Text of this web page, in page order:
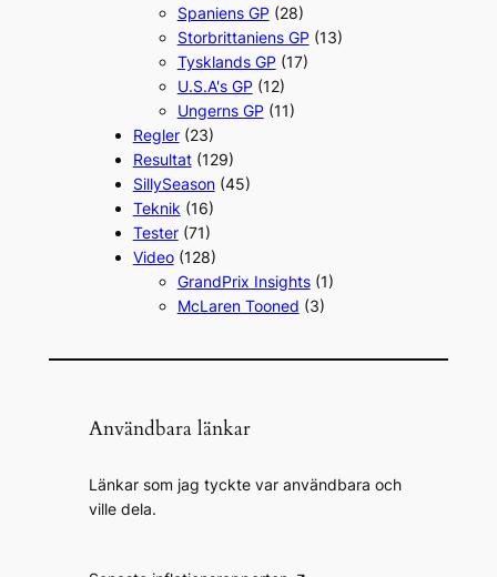
Spaniens GP (28)
Storbrittaniens GP (13)
Tysklands GP (17)
U.S.A's GP (12)
Ungerns GP (11)
Regler(23)
Resultat(129)
SillySeason(45)
Teknik(16)
Tester(71)
Video(128)
GrandPrix Insights(1)
McLaren Tooned (3)
Användbara länkar
Länkar som jag tyckte var användbara och
ville dela.